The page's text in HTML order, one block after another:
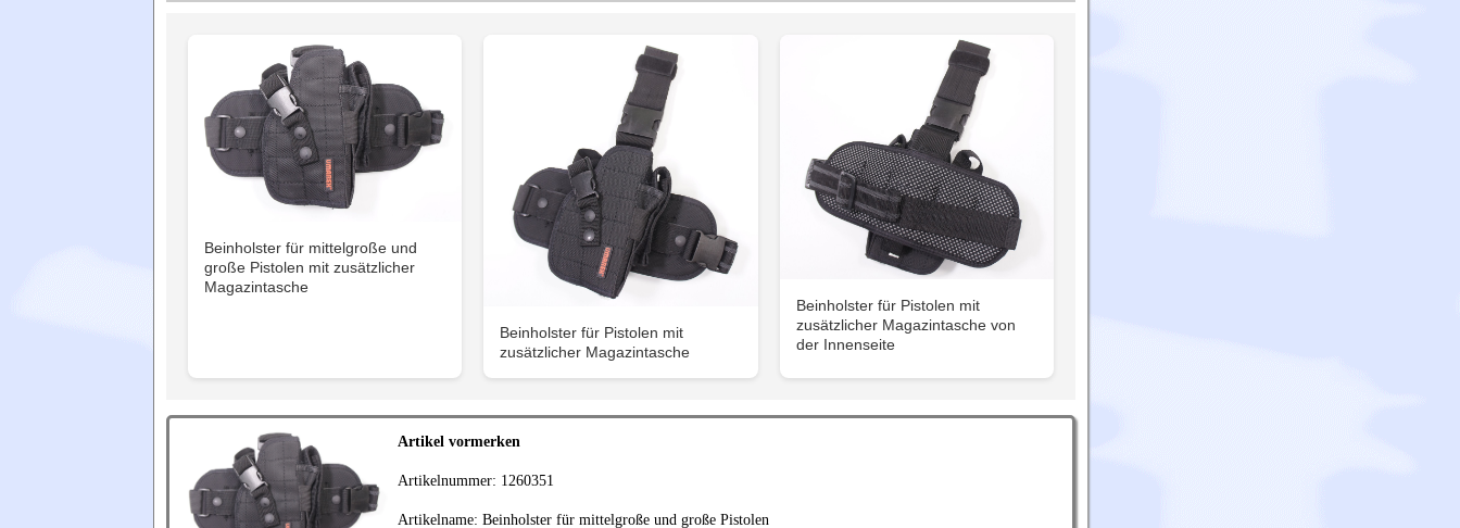
Beinholster für mittelgroße und
große Pistolen mit zusätzlicher
Magazintasche
Beinholster für Pistolen mit
zusätzlicher Magazintasche
Beinholster für Pistolen mit
zusätzlicher Magazintasche von
der Innenseite
Artikel vormerken
Artikelnummer: 1260351
Artikelname: Beinholster für mittelgroße und große Pistolen